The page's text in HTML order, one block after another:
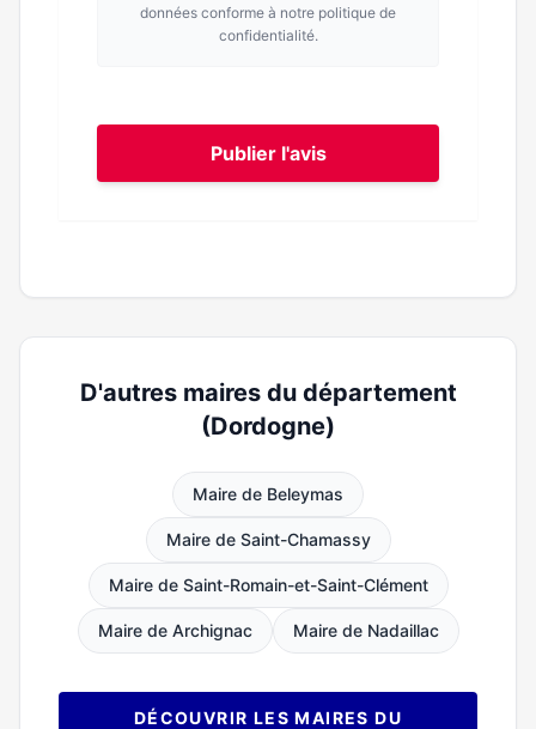
données conforme à notre politique de
confidentialité.
Publier l'avis
D'autres maires du département
(Dordogne)
Maire de Beleymas
Maire de Saint-Chamassy
Maire de Saint-Romain-et-Saint-Clément
Maire de Archignac Maire de Nadaillac
DÉCOUVRIR LES MAIRES DU